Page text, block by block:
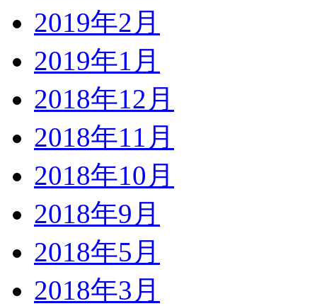
2019年2月
2019年1月
2018年12月
2018年11月
2018年10月
2018年9月
2018年5月
2018年3月